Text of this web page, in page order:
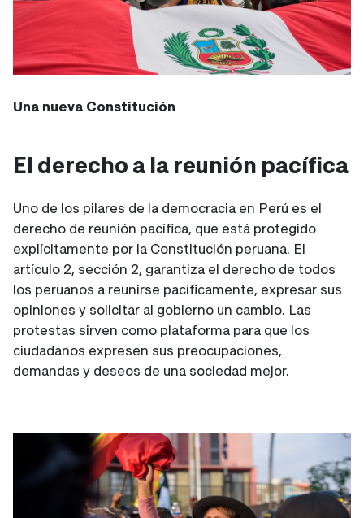
Una nueva Constitución
El derecho a la reunión pacífica
Uno de los pilares de la democracia en Perú es el
derecho de reunión pacífica, que está protegido
explícitamente por la Constitución peruana. El
artículo 2, sección 2, garantiza el derecho de todos
los peruanos a reunirse pacíficamente, expresar sus
opiniones y solicitar al gobierno un cambio. Las
protestas sirven como plataforma para que los
ciudadanos expresen sus preocupaciones,
demandas y deseos de una sociedad mejor.